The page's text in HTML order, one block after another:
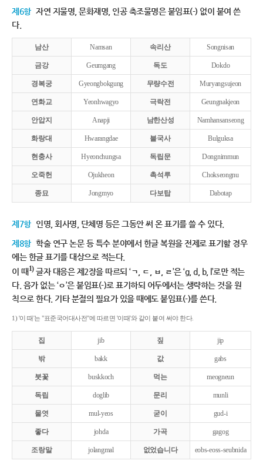
제6항 자연 지물명, 문화재명, 인공 축조물명은 붙임표(-) 없이 붙여 쓴
다.
남산 Namsan 속리산 Songnisan
금강 Geumgang 독도 Dokdo
경복궁 Gyeongbokgung 무량수전 Muryangsujeon
연화교 Yeonhwagyo 극락전 Geungnakjeon
안압지 Anapji 남한산성 Namhansanseong
화랑대 Hwarangdae 불국사 Bulguksa
현충사 Hyeonchungsa 독립문 Dongnimmun
오죽헌 Ojukheon 촉석루 Chokseongnu
종묘 Jongmyo 다보탑 Dabotap
제7항 인명, 회사명, 단체명 등은 그동안 써 온 표기를 쓸 수 있다.
제8항 학술 연구 논문 등 특수 분야에서 한글 복원을 전제로 표기할 경우
에는 한글 표기를 대상으로 적는다.
이 때1)글자 대응은 제2장을 따르되 ‘ㄱ, ㄷ, ㅂ, ㄹ’은 ‘g, d, b, l’로만 적는
다. 음가 없는 ‘ㅇ’은 붙임표(-)로 표기하되 어두에서는 생략하는 것을 원
칙으로 한다. 기타 분절의 필요가 있을 때에도 붙임표(-)를 쓴다.
1) '이 때'는 "표준국어대사전"에 따르면 '이때'와 같이 붙여 써야 한다.
집 jib 짚 jip
밖 bakk 값 gabs
붓꽃 buskkoch 먹는 meogneun
독립 doglib 문리 munli
물엿 mul-yeos 굳이 gud-i
좋다 johda 가곡 gagog
조랑말 jolangmal 없었습니다 eobs-eoss-seubnida